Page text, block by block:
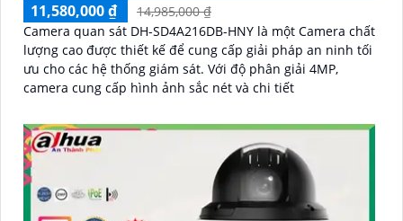
11,580,000 ₫
14,985,000 ₫
Camera quan sát DH-SD4A216DB-HNY là một Camera chất
lượng cao được thiết kế để cung cấp giải pháp an ninh tối
ưu cho các hệ thống giám sát. Với độ phân giải 4MP,
camera cung cấp hình ảnh sắc nét và chi tiết